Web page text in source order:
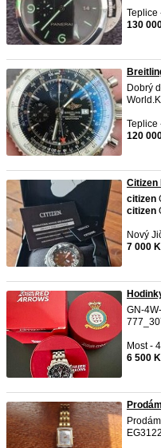
Teplice
130
Dobrý
Teplice
120
Citizen
citizen
citizen
Nový
7 000
GN-
Most -
6 500